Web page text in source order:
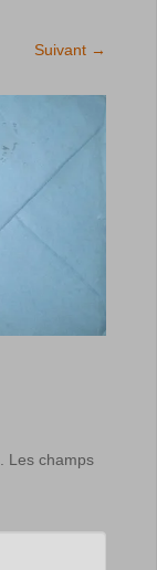
Suivant →
Les champs